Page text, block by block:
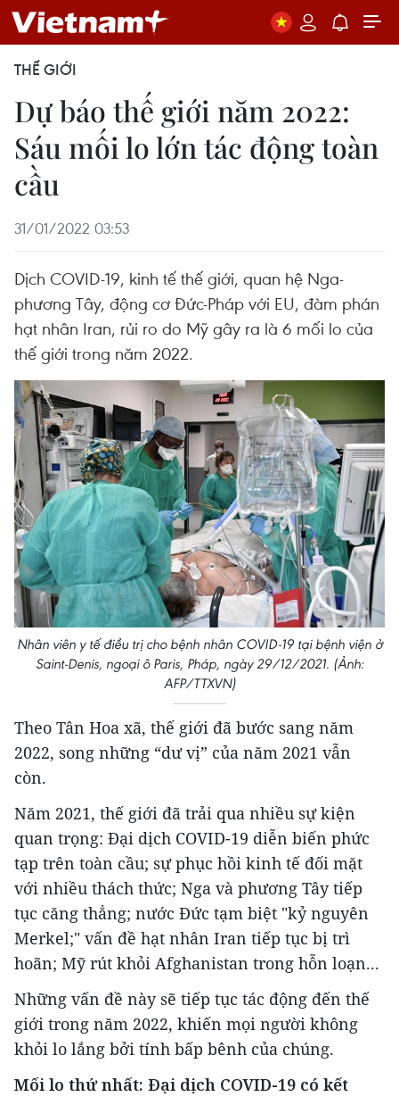
THẾ GIỚI
Dự báo thế giới năm 2022:
Sáu mối lo lớn tác động toàn
cầu
31/01/2022 03:53
Dịch COVID-19, kinh tế thế giới, quan hệ Nga-
phương Tây, động cơ Đức-Pháp với EU, đàm phán
hạt nhân Iran, rủi ro do Mỹ gây ra là 6 mối lo của
thế giới trong năm 2022.
Nhân viên y tế điều trị cho bệnh nhân COVID-19 tại bệnh viện ở
Saint-Denis, ngoại ô Paris, Pháp, ngày 29/12/2021. (Ảnh:
AFP/TTXVN)
Theo Tân Hoa xã, thế giới đã bước sang năm
2022, song những “dư vị” của năm 2021 vẫn
còn.
Năm 2021, thế giới đã trải qua nhiều sự kiện
quan trọng: Đại dịch COVID-19 diễn biến phức
tạp trên toàn cầu; sự phục hồi kinh tế đối mặt
với nhiều thách thức; Nga và phương Tây tiếp
tục căng thẳng; nước Đức tạm biệt "kỷ nguyên
Merkel;" vấn đề hạt nhân Iran tiếp tục bị trì
hoãn; Mỹ rút khỏi Afghanistan trong hỗn loạn...
Những vấn đề này sẽ tiếp tục tác động đến thế
giới trong năm 2022, khiến mọi người không
khỏi lo lắng bởi tính bấp bênh của chúng.
Mối lo thứ nhất: Đại dịch COVID-19 có kết